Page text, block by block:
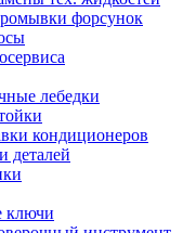
форсунок
лебедки
кондиционеров
деталей
ключи